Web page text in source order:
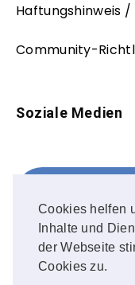
Cookies helfen
Inhalte und
der Webseite
Cookies zu.
Haftungshinweis
Community-
Soziale Medien
FOLLOW ME!
Instagram
OUR PHOTOS!